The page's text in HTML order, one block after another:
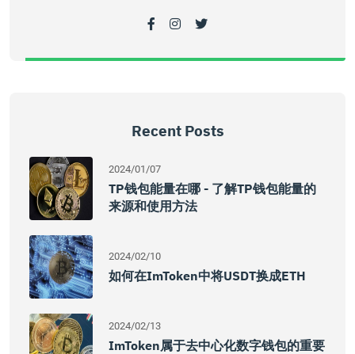
Recent Posts
2024/01/07
TP钱包能量在哪 - 了解TP钱包能量的
来源和使用方法
2024/02/10
如何在imToken中将USDT换成ETH
2024/02/13
ImToken属于去中心化数字钱包的重要